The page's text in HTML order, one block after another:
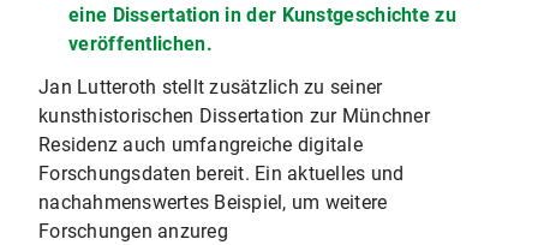
eine Dissertation in der Kunstgeschichte zu
veröffentlichen.
Jan Lutteroth stellt zusätzlich zu seiner
kunsthistorischen Dissertation zur Münchner
Residenz auch umfangreiche digitale
Forschungsdaten bereit. Ein aktuelles und
nachahmenswertes Beispiel, um weitere
Forschungen anzureg